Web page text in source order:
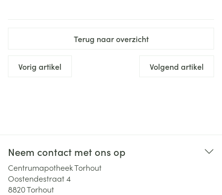
Terug naar overzicht
Vorig artikel Volgend artikel
Neem contact met ons op
Centrumapotheek Torhout
Oostendestraat 4
8820Torhout